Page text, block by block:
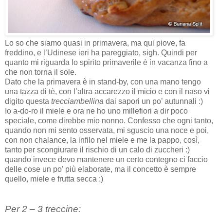
Lo so che siamo quasi in primavera, ma qui piove, fa
freddino, e l’Udinese ieri ha pareggiato, sigh. Quindi per
quanto mi riguarda lo spirito primaverile è in vacanza fino a
che non torna il sole.
Dato che la primavera è in stand-by, con una mano tengo
una tazza di tè, con l’altra accarezzo il micio e con il naso vi
digito questa trecciambellina dai sapori un po’ autunnali :)
Io a-do-ro il miele e ora ne ho uno millefiori a dir poco
speciale, come direbbe mio nonno. Confesso che ogni tanto,
quando non mi sento osservata, mi sguscio una noce e poi,
con non chalance, la infilo nel miele e me la pappo, così,
tanto per scongiurare il rischio di un calo di zuccheri :)
quando invece devo mantenere un certo contegno ci faccio
delle cose un po’ più elaborate, ma il concetto è sempre
quello, miele e frutta secca :)
Per 2 – 3 treccine: